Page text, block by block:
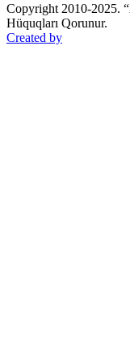
Copyright 2010-2025.
Hüquqları Qorunur.
Created by